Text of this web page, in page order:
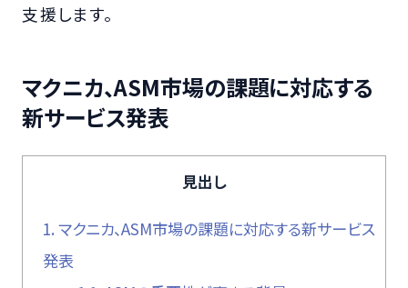
支援します。
マクニカ、ASM市場の課題に対応する
新サービス発表
見出し
1. マクニカ、ASM市場の課題に対応する新サービス
発表